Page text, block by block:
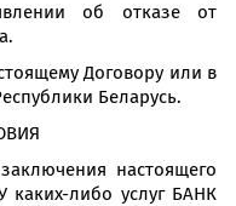
об отказе от
Договору или в
Беларусь.
настоящего
каких-либо услуг БАНК